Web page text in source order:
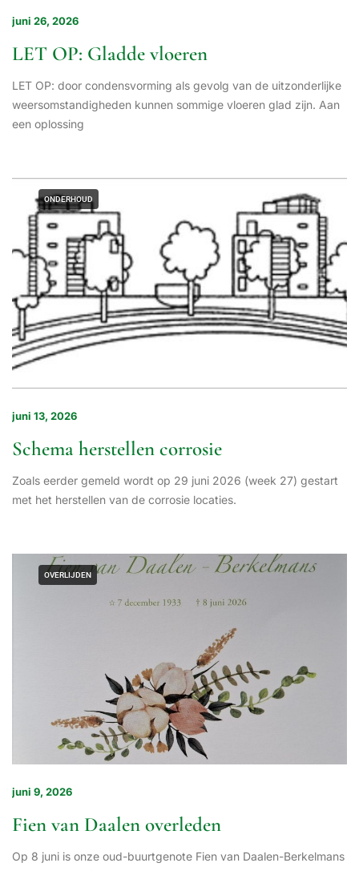
juni 26, 2026
LET OP: Gladde vloeren
LET OP: door condensvorming als gevolg van de uitzonderlijke
weersomstandigheden kunnen sommige vloeren glad zijn. Aan
een oplossing
ONDERHOUD
juni 13, 2026
Schema herstellen corrosie
Zoals eerder gemeld wordt op 29 juni 2026 (week 27) gestart
met het herstellen van de corrosie locaties.
OVERLIJDEN
juni 9, 2026
Fien van Daalen overleden
Op 8 juni is onze oud-buurtgenote Fien van Daalen-Berkelmans